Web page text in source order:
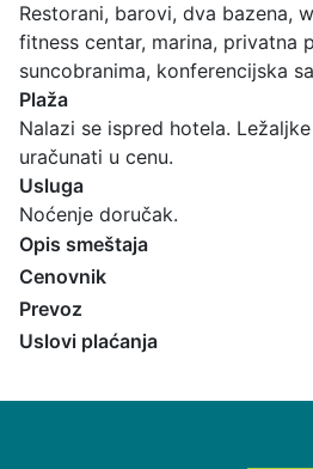
Restorani, barovi, dva bazena,
fitness centar, marina, privatna
suncobranima, konferencijska
Plaža
Nalazi se ispred hotela.
uračunati u cenu.
Usluga
Noćenje doručak.
Opis smeštaja
Cenovnik
Prevoz
Uslovi plaćanja